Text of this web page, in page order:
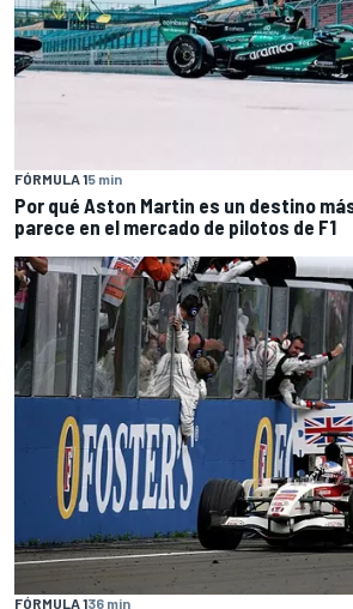
FÓRMULA 15 min
Por qué Aston Martin es un destino
parece en el mercado de pilotos de F1
FÓRMULA 136 min